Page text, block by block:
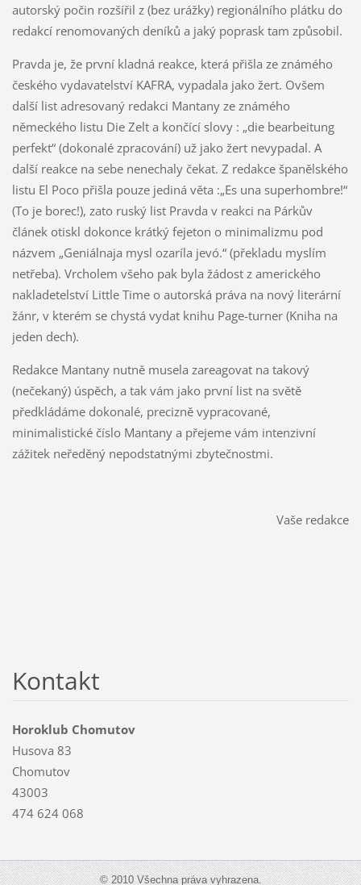
autorský počin rozšířil z (bez urážky) regionálního plátku do
redakcí renomovaných deníků a jaký poprask tam způsobil.
Pravda je, že první kladná reakce, která přišla ze známého
českého vydavatelství KAFRA, vypadala jako žert. Ovšem
další list adresovaný redakci Mantany ze známého
německého listu Die Zelt a končící slovy : „die bearbeitung
perfekt“ (dokonalé zpracování) už jako žert nevypadal. A
další reakce na sebe nenechaly čekat. Z redakce španělského
listu El Poco přišla pouze jediná věta :„Es una superhombre!“
(To je borec!), zato ruský list Pravda v reakci na Párkův
článek otiskl dokonce krátký fejeton o minimalizmu pod
názvem „Geniálnaja mysl ozaríla jevó.“ (překladu myslím
netřeba). Vrcholem všeho pak byla žádost z amerického
nakladetelství Little Time o autorská práva na nový literární
žánr, v kterém se chystá vydat knihu Page-turner (Kniha na
jeden dech).
Redakce Mantany nutně musela zareagovat na takový
(nečekaný) úspěch, a tak vám jako první list na světě
předkládáme dokonalé, precizně vypracované,
minimalistické číslo Mantany a přejeme vám intenzivní
zážitek neředěný nepodstatnými zbytečnostmi.
Vaše redakce
Kontakt
Horoklub Chomutov
Husova 83
Chomutov
43003
474 624 068
© 2010 Všechna práva vyhrazena.